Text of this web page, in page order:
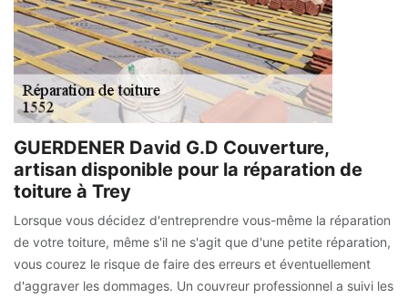
GUERDENER David G.D Couverture,
artisan disponible pour la réparation de
toiture à Trey
Lorsque vous décidez d'entreprendre vous-même la réparation
de votre toiture, même s'il ne s'agit que d'une petite réparation,
vous courez le risque de faire des erreurs et éventuellement
d'aggraver les dommages. Un couvreur professionnel a suivi les